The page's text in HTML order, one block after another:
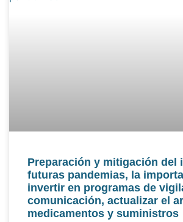
Preparación y mitigación del
futuras pandemias, la
invertir en programas de
comunicación, actualizar el
medicamentos y suministros